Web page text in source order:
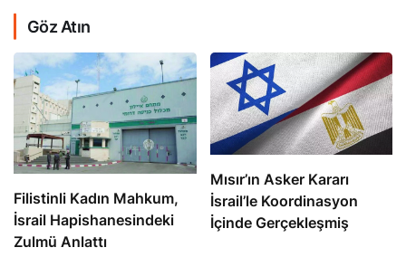
Göz Atın
Filistinli Kadın Mahkum,
İsrail Hapishanesindeki
Zulmü Anlattı
Mısır’ın Asker Kararı
İsrail’le Koordinasyon
İçinde Gerçekleşmiş